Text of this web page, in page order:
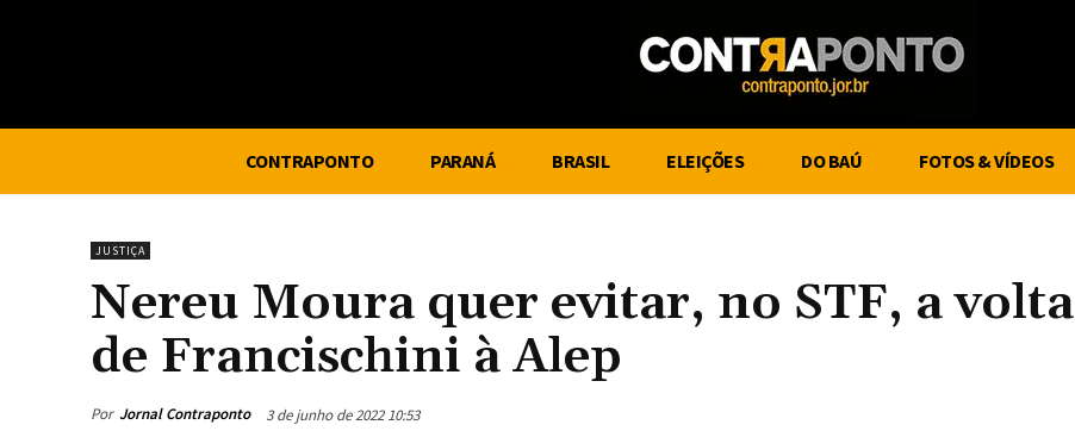
CONTRAPONTO PARANÁ BRASIL ELEIÇÕES DO BAÚ FOTOS & VÍDEOS
JUSTIÇA
Nereu Moura quer evitar, no STF, a volta
de Francischini à Alep
Por Jornal Contraponto 3 de junho de 2022 10:53